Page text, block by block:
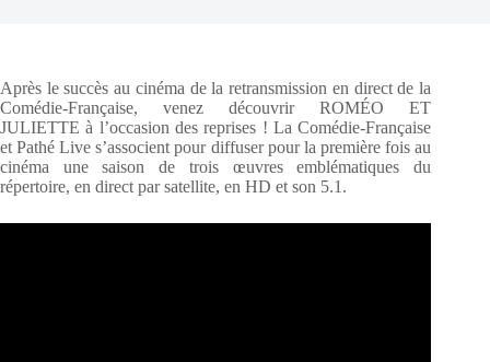
Après le succès au cinéma de la retransmission en direct de la
Comédie-Française, venez découvrir ROMÉO ET
JULIETTE à l’occasion des reprises ! La Comédie-Française
et Pathé Live s’associent pour diffuser pour la première fois au
cinéma une saison de trois œuvres emblématiques du
répertoire, en direct par satellite, en HD et son 5.1.